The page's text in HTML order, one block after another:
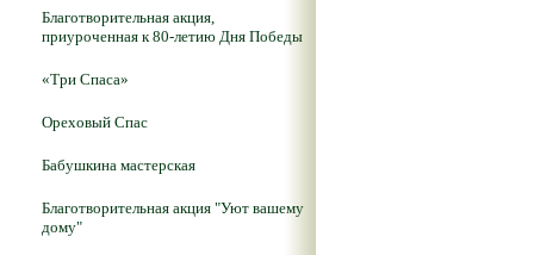
Благотворительная акция,
приуроченная к 80-летию Дня Победы
«Три Спаса»
Ореховый Спас
Бабушкина мастерская
Благотворительная акция "Уют вашему
дому"